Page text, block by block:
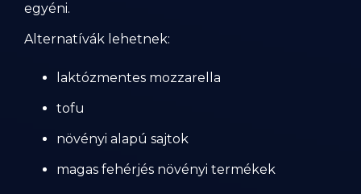
egyéni.
Alternatívák lehetnek:
laktózmentes mozzarella
tofu
növényi alapú sajtok
magas fehérjés növényi termékek